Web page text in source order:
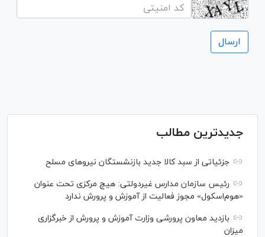
جدیدترین مطالب
جزئیاتی از سبد کالا جدید بازنشستگان نیرو‌های مسلح
رئیس سازمان مدارس غیردولتی: هیچ مرکزی تحت عنوان
«هوم‌اسکول» مجوز فعالیت از آموزش و پرورش ندارد
بازدید معاون پرورشی وزارت آموزش و پرورش از خبرگزاری
میزان